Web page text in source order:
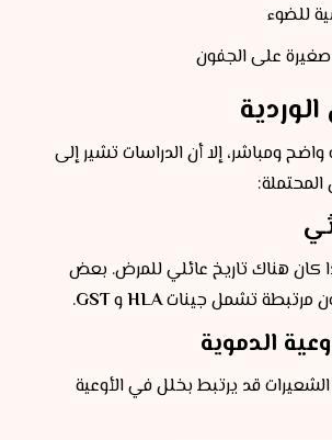
للضوء
على الجفون
ومباشر، إلا أن الدراسات تشير إلى
كان هناك تاريخ عائلي للمرض. بعض
مرتبطة تشمل جيناتHLAوGST
.
الدموية
قد يرتبط بخلل في الأوعية